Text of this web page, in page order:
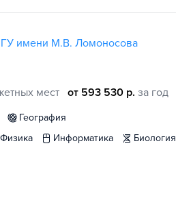
имени М.В. Ломоносова
мест от 593 530 р. за год
география
физика информатика
биология